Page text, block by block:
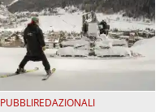
PUBBLIREDAZIONALI